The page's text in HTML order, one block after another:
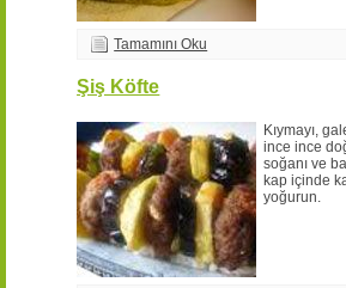
Tamamını Oku
Şiş Köfte
Kıymayı,
ince ince
soğanı ve
kap içinde
yoğurun.